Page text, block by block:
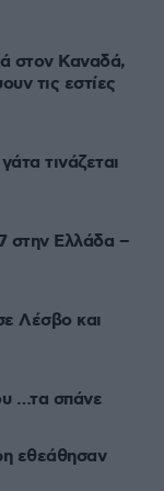
στον Καναδά,
τις εστίες
τινάζεται
στην Ελλάδα –
Λέσβο και
…τα σπάνε
εθεάθησαν